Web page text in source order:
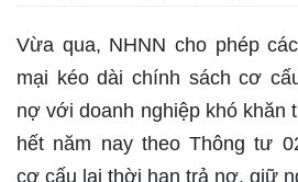
Vừa qua, NHNN cho phép
mại kéo dài chính sách cơ
nợ với doanh nghiệp khó khăn
hết năm nay theo Thông tư
cơ cấu lại thời hạn trả nợ, giữ